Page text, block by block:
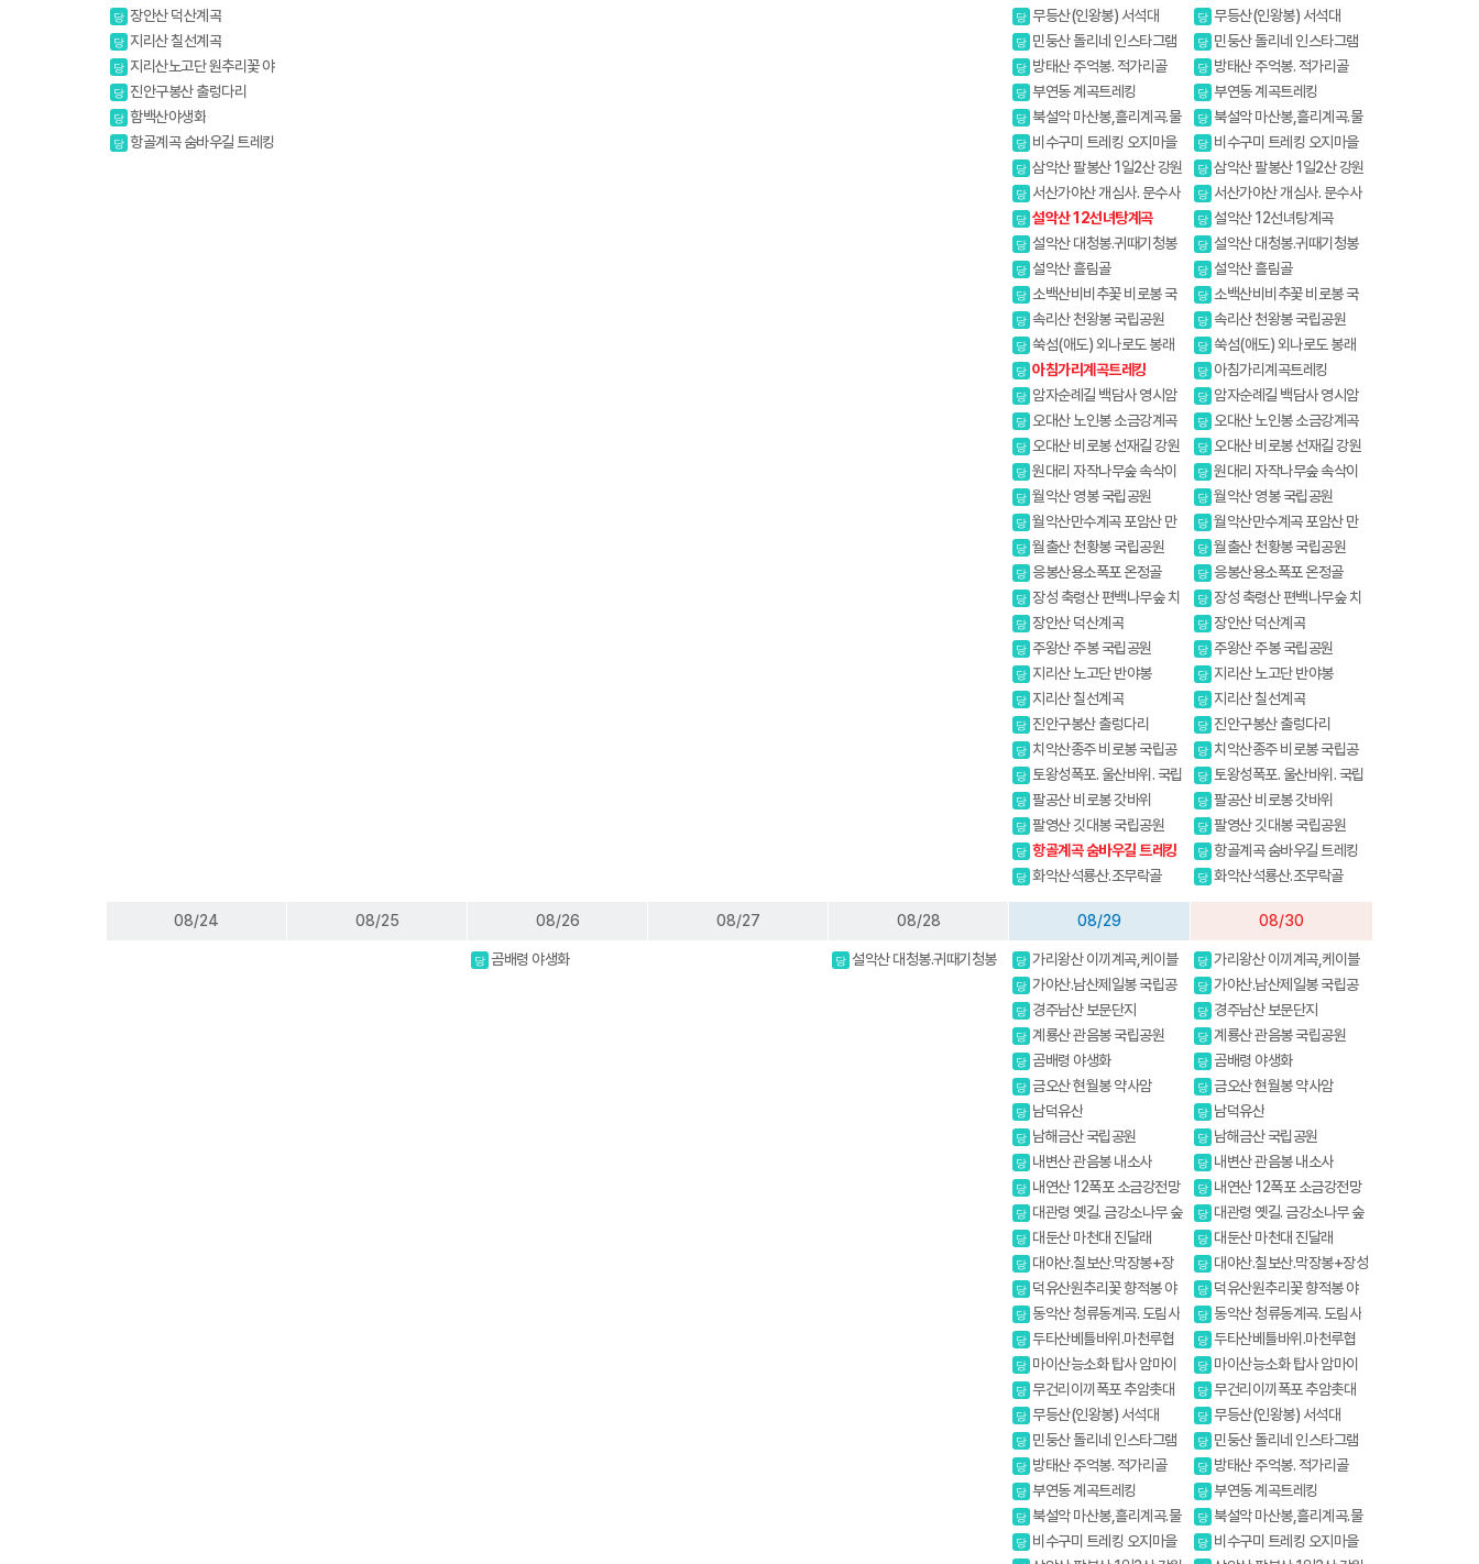
당 장안산 덕산계곡
당 지리산 칠선계곡
당 지리산노고단 원추리꽃 야
생화
당 진안구봉산 출렁다리
당 함백산야생화
당 항골계곡 숨바우길 트레킹
바위
당 무등산(인왕봉) 서석대
당 민둥산 돌리네 인스타그램
핫플레이스
당 방태산 주억봉. 적가리골
당 부연동 계곡트레킹
당 북설악 마산봉,흘리계곡.물
굽이계곡
당 비수구미 트레킹 오지마을
당 삼악산 팔봉산 1일2산 강원
20대명산
당 서산가야산 개심사. 문수사
배롱나무
당 설악산 12선녀탕계곡
당 설악산 대청봉.귀때기청봉
진달래.흘림골 강원20대명산
당 설악산 흘림골
당 소백산비비추꽃 비로봉 국
망봉 야생화
당 속리산 천왕봉 국립공원
당 쑥섬(애도) 외나로도 봉래
산
당 아침가리계곡트레킹
당 암자순례길 백담사 영시암
오세암 내설악
당 오대산 노인봉 소금강계곡
당 오대산 비로봉 선재길 강원
20대명산
당 원대리 자작나무숲 속삭이
는 자작나무 숲
당 월악산 영봉 국립공원
당 월악산만수계곡 포암산 만
수봉
당 월출산 천황봉 국립공원
당 응봉산용소폭포 온정골
당 장성 축령산 편백나무숲 치
유의길
당 장안산 덕산계곡
당 주왕산 주봉 국립공원
당 지리산 노고단 반야봉
당 지리산 칠선계곡
당 진안구봉산 출렁다리
당 치악산종주 비로봉 국립공
원 강원20대명산
당 토왕성폭포. 울산바위. 국립
공원 스탬프
당 팔공산 비로봉 갓바위
당 팔영산 깃대봉 국립공원
당 항골계곡 숨바우길 트레킹
당 화악산석룡산.조무락골
바위
당 무등산(인왕봉) 서석대
당 민둥산 돌리네 인스타그램
핫플레이스
당 방태산 주억봉. 적가리골
당 부연동 계곡트레킹
당 북설악 마산봉,흘리계곡.물
굽이계곡
당 비수구미 트레킹 오지마을
당 삼악산 팔봉산 1일2산 강원
20대명산
당 서산가야산 개심사. 문수사
배롱나무
당 설악산 12선녀탕계곡
당 설악산 대청봉.귀때기청봉
진달래.흘림골 강원20대명산
당 설악산 흘림골
당 소백산비비추꽃 비로봉 국
망봉 야생화
당 속리산 천왕봉 국립공원
당 쑥섬(애도) 외나로도 봉래
산
당 아침가리계곡트레킹
당 암자순례길 백담사 영시암
오세암 내설악
당 오대산 노인봉 소금강계곡
당 오대산 비로봉 선재길 강원
20대명산
당 원대리 자작나무숲 속삭이
는 자작나무 숲
당 월악산 영봉 국립공원
당 월악산만수계곡 포암산 만
수봉
당 월출산 천황봉 국립공원
당 응봉산용소폭포 온정골
당 장성 축령산 편백나무숲 치
유의길
당 장안산 덕산계곡
당 주왕산 주봉 국립공원
당 지리산 노고단 반야봉
당 지리산 칠선계곡
당 진안구봉산 출렁다리
당 치악산종주 비로봉 국립공
원 강원20대명산
당 토왕성폭포. 울산바위. 국립
공원 스탬프
당 팔공산 비로봉 갓바위
당 팔영산 깃대봉 국립공원
당 항골계곡 숨바우길 트레킹
당 화악산석룡산.조무락골
08/24 08/25 08/26
당 곰배령 야생화
08/27 08/28
당 설악산 대청봉.귀때기청봉
08/29
당 가리왕산 이끼계곡,케이블
카(여행코스)
당 가야산.남산제일봉 국립공
원
당 경주남산 보문단지
당 계룡산 관음봉 국립공원
당 곰배령 야생화
당 금오산 현월봉 약사암
당 남덕유산
당 남해금산 국립공원
당 내변산 관음봉 내소사
당 내연산 12폭포 소금강전망
대
당 대관령 옛길. 금강소나무 숲
길
당 대둔산 마천대 진달래
당 대야산.칠보산.막장봉+장
성봉
당 덕유산원추리꽃 향적봉 야
생화
당 동악산 청류동계곡. 도림사
당 두타산베틀바위.마천루협
곡
당 마이산능소화 탑사 암마이
봉
당 무건리이끼폭포 추암촛대
바위
당 무등산(인왕봉) 서석대
당 민둥산 돌리네 인스타그램
핫플레이스
당 방태산 주억봉. 적가리골
당 부연동 계곡트레킹
당 북설악 마산봉,흘리계곡.물
굽이계곡
당 비수구미 트레킹 오지마을
08/30
당 가리왕산 이끼계곡,케이블
카(여행코스)
당 가야산.남산제일봉 국립공
원
당 경주남산 보문단지
당 계룡산 관음봉 국립공원
당 곰배령 야생화
당 금오산 현월봉 약사암
당 남덕유산
당 남해금산 국립공원
당 내변산 관음봉 내소사
당 내연산 12폭포 소금강전망
대
당 대관령 옛길. 금강소나무 숲
길
당 대둔산 마천대 진달래
당 대야산.칠보산.막장봉+장성
봉
당 덕유산원추리꽃 향적봉 야
생화
당 동악산 청류동계곡. 도림사
당 두타산베틀바위.마천루협
곡
당 마이산능소화 탑사 암마이
봉
당 무건리이끼폭포 추암촛대
바위
당 무등산(인왕봉) 서석대
당 민둥산 돌리네 인스타그램
핫플레이스
당 방태산 주억봉. 적가리골
당 부연동 계곡트레킹
당 북설악 마산봉,흘리계곡.물
굽이계곡
당 비수구미 트레킹 오지마을